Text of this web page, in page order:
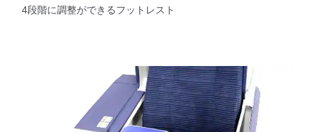
4段階に調整ができるフットレスト